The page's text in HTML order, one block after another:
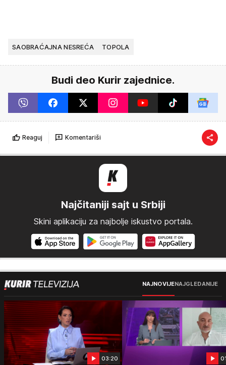
SAOBRAĆAJNA NESREĆA TOPOLA
Budi deo Kurir zajednice.
Reaguj Komentariši
Najčitaniji sajt u Srbiji
Skini aplikaciju za najbolje iskustvo portala.
NAJNOVIJENAJGLEDANIJE
03:20